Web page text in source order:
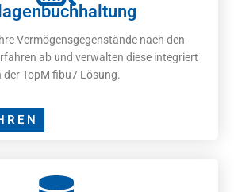
Vermögensgegenstände nach den
ab und verwalten diese integriert
der TopM fibu7 Lösung.